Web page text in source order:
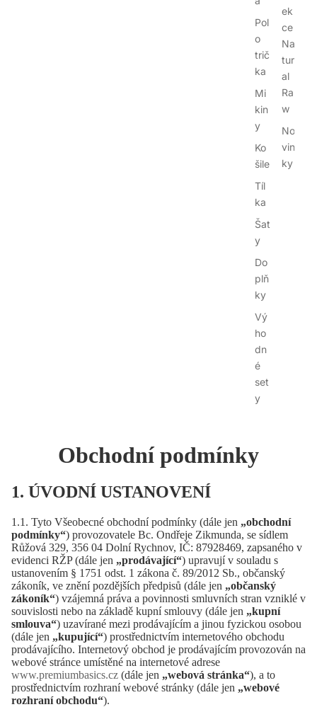
Pol
o
trič
ka
Mi
kin
y
Ko
šile
Tíl
ka
Šat
y
Do
plň
ky
Vý
ho
dn
é
set
y
ek
ce
Na
tur
al
Ra
w
No
vin
ky
Obchodní podmínky
1. ÚVODNÍ USTANOVENÍ
1.1. Tyto Všeobecné obchodní podmínky (dále jen „obchodní
podmínky“) provozovatele Bc. Ondřeje Zikmunda, se sídlem
Růžová 329, 356 04 Dolní Rychnov, IČ: 87928469, zapsaného v
evidenci RŽP (dále jen „prodávající“) upravují v souladu s
ustanovením § 1751 odst. 1 zákona č. 89/2012 Sb., občanský
zákoník, ve znění pozdějších předpisů (dále jen „občanský
zákoník“) vzájemná práva a povinnosti smluvních stran vzniklé v
souvislosti nebo na základě kupní smlouvy (dále jen „kupní
smlouva“) uzavírané mezi prodávajícím a jinou fyzickou osobou
(dále jen „kupující“) prostřednictvím internetového obchodu
prodávajícího. Internetový obchod je prodávajícím provozován na
webové stránce umístěné na internetové adrese
www.premiumbasics.cz (dále jen „webová stránka“), a to
prostřednictvím rozhraní webové stránky (dále jen „webové
rozhraní obchodu“).